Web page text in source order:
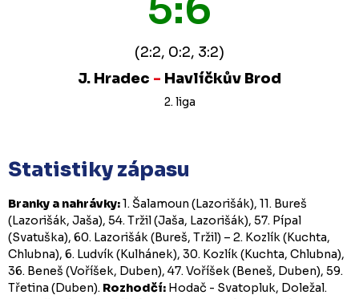
(2:2, 0:2, 3:2)
J. Hradec - Havlíčkův Brod
2. liga
Statistiky zápasu
Branky a nahrávky:1. Šalamoun (Lazorišák), 11. Bureš
(Lazorišák, Jaša), 54. Tržil (Jaša, Lazorišák), 57. Pípal
(Svatuška), 60. Lazorišák (Bureš, Tržil) – 2. Kozlík (Kuchta,
Chlubna), 6. Ludvík (Kulhánek), 30. Kozlík (Kuchta, Chlubna),
36. Beneš (Voříšek, Duben), 47. Voříšek (Beneš, Duben), 59.
Třetina (Duben). Rozhodčí: Hodač - Svatopluk, Doležal.